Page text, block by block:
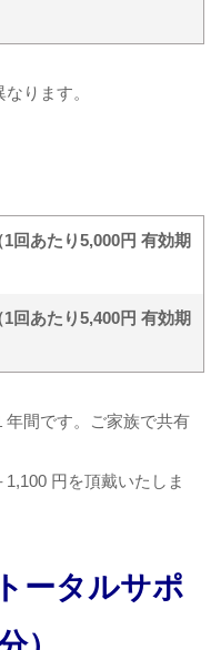
ります。
1回あたり5,000円 有効期
1回あたり5,400円 有効期
間です。ご家族で共有
円を頂戴いたしま
ータルサポ